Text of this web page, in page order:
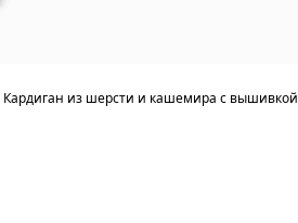
Кардиган из шерсти и кашемира с вышивкой